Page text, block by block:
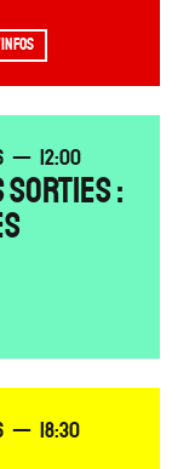
12:00
:
18:30